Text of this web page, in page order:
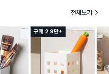
전체보기
구매 2.9만+